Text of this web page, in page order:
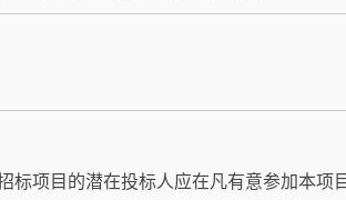
标项目的潜在投标人应在凡有意参加本项